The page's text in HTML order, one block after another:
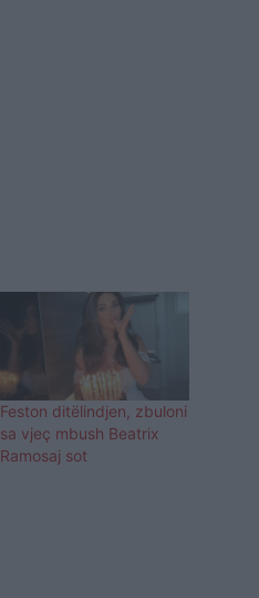
Feston ditëlindjen, zbuloni
sa vjeç mbush Beatrix
Ramosaj sot